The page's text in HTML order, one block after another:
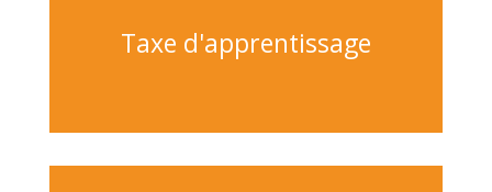
Taxe d'apprentissage